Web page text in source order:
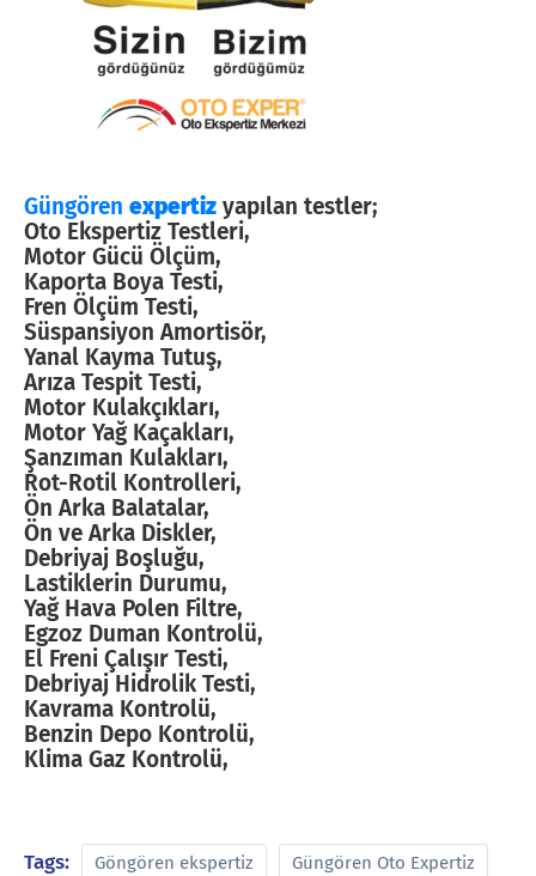
Güngören expertiz yapılan testler;
Oto Ekspertiz Testleri,
Motor Gücü Ölçüm,
Kaporta Boya Testi,
Fren Ölçüm Testi,
Süspansiyon Amortisör,
Yanal Kayma Tutuş,
Arıza Tespit Testi,
Motor Kulakçıkları,
Motor Yağ Kaçakları,
Şanzıman Kulakları,
Rot-Rotil Kontrolleri,
Ön Arka Balatalar,
Ön ve Arka Diskler,
Debriyaj Boşluğu,
Lastiklerin Durumu,
Yağ Hava Polen Filtre,
Egzoz Duman Kontrolü,
El Freni Çalışır Testi,
Debriyaj Hidrolik Testi,
Kavrama Kontrolü,
Benzin Depo Kontrolü,
Klima Gaz Kontrolü,
Tags: Göngören ekspertiz Güngören Oto Expertiz